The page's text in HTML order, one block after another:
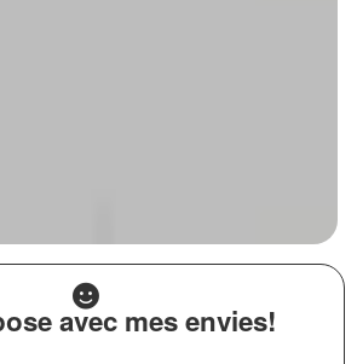
avec mes envies!